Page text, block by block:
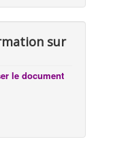
sur
le document